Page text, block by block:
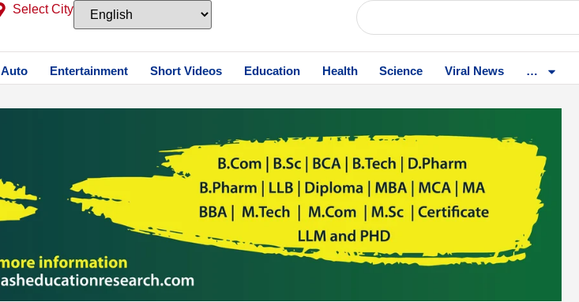
Select City
Auto Entertainment Short Videos Education Health Science Viral News …